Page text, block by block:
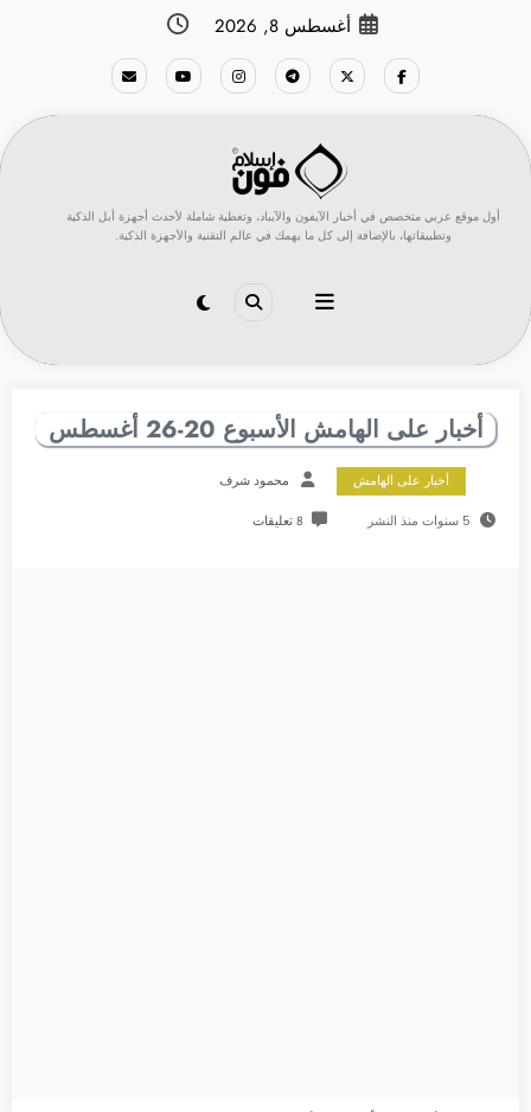
أغسطس 8, 2026
أول موقع عربي متخصص في أخبار الآيفون والآيباد، وتغطية شاملة لأحدث أجهزة أبل الذكية
وتطبيقاتها، بالإضافة إلى كل ما يهمك في عالم التقنية والأجهزة الذكية.
أخبار على الهامش الأسبوع 20-26 أغسطس
أخبار على الهامش محمود شرف
5 سنوات منذ النشر 8 تعليقات